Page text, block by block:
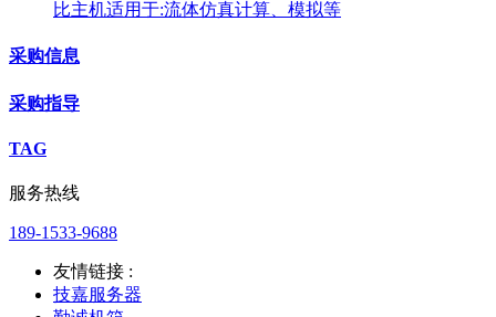
比主机适用于:流体仿真计算、模拟等
采购信息
采购指导
TAG
服务热线
189-1533-9688
友情链接 :
技嘉服务器